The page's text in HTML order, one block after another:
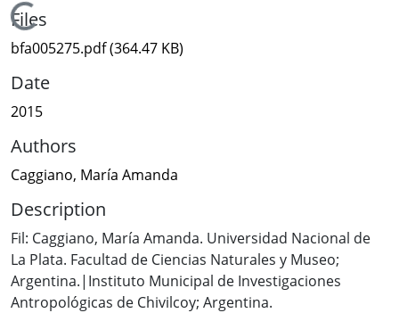
Loading...
Files
bfa005275.pdf(364.47 KB)
Date
2015
Authors
Caggiano, María Amanda
Description
Fil: Caggiano, María Amanda. Universidad Nacional de
La Plata. Facultad de Ciencias Naturales y Museo;
Argentina.|Instituto Municipal de Investigaciones
Antropológicas de Chivilcoy; Argentina.